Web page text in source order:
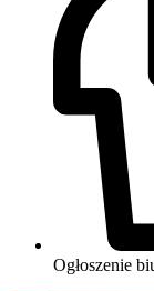
Ogłoszenie